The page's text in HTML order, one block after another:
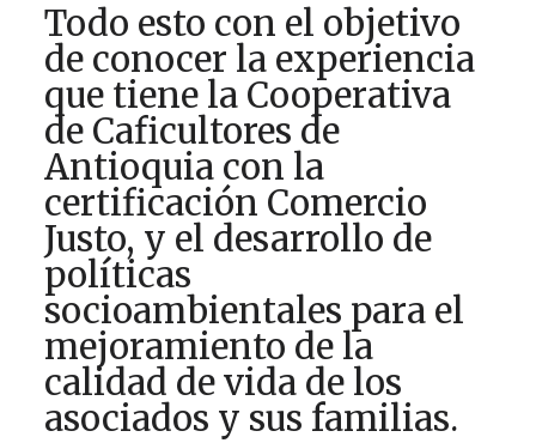
Todo esto con el objetivo
de conocer la experiencia
que tiene la Cooperativa
de Caficultores de
Antioquia con la
certificación Comercio
Justo, y el desarrollo de
políticas
socioambientales para el
mejoramiento de la
calidad de vida de los
asociados y sus familias.